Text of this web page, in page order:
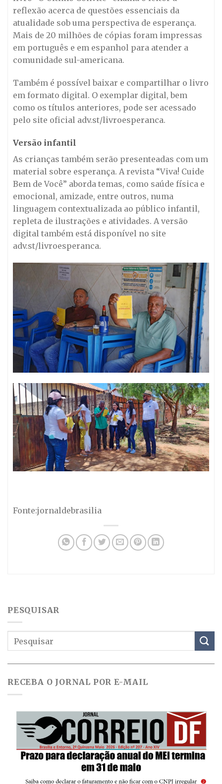
reflexão acerca de questões essenciais da
atualidade sob uma perspectiva de esperança.
Mais de 20 milhões de cópias foram impressas
em português e em espanhol para atender a
comunidade sul-americana.
Também é possível baixar e compartilhar o livro
em formato digital. O exemplar digital, bem
como os títulos anteriores, pode ser acessado
pelo site oficial adv.st/livroesperanca.
Versão infantil
As crianças também serão presenteadas com um
material sobre esperança. A revista “Viva! Cuide
Bem de Você” aborda temas, como saúde física e
emocional, amizade, entre outros, numa
linguagem contextualizada ao público infantil,
repleta de ilustrações e atividades. A versão
digital também está disponível no site
adv.st/livroesperanca.
Fonte:jornaldebrasilia
PESQUISAR
RECEBA O JORNAL POR E-MAIL